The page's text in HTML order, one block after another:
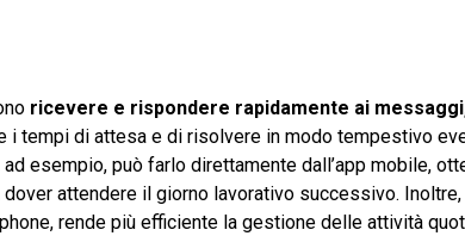
ricevere e rispondere rapidamente ai
i tempi di attesa e di risolvere in modo tempestivo
esempio, può farlo direttamente dall’app mobile,
attendere il giorno lavorativo successivo.
rende più efficiente la gestione delle attività